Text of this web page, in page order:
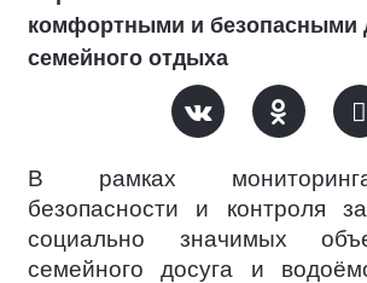
комфортными и безопасными
семейного отдыха
В рамках
безопасности и контроля
социально значимых
семейного досуга и